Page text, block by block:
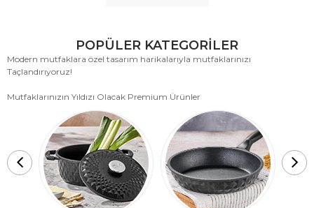
POPÜLER KATEGORİLER
Modern mutfaklara özel tasarım harikalarıyla mutfaklarınızı
Taçlandırıyoruz!
Mutfaklarınızın Yıldızı Olacak Premium Ürünler